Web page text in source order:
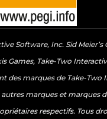
Software, Inc. Sid Meier’s
Games, Take-Two
des marques de Take-Two
marques et marques
respectifs. Tous